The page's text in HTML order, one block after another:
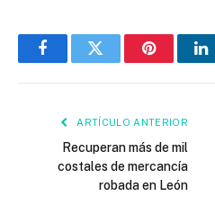
FacebookTwitter Pinterest
ARTÍCULO ANTERIOR
Recuperan más de mil
costales de mercancía
robada en León